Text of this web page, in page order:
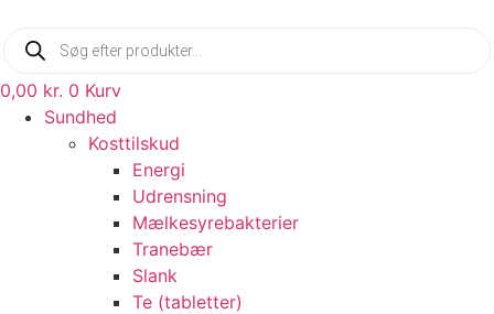
Products
search
0,00 kr. 0 Kurv
Sundhed
Kosttilskud
Energi
Udrensning
Mælkesyrebakterier
Tranebær
Slank
Te (tabletter)